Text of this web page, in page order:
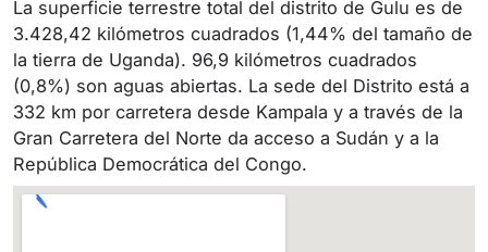
La superficie terrestre total del distrito de Gulu es de
3.428,42 kilómetros cuadrados (1,44% del tamaño de
la tierra de Uganda). 96,9 kilómetros cuadrados
(0,8%) son aguas abiertas. La sede del Distrito está a
332 km por carretera desde Kampala y a través de la
Gran Carretera del Norte da acceso a Sudán y a la
República Democrática del Congo.